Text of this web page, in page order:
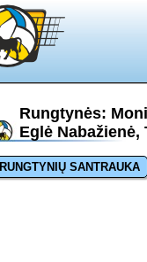
Rungtynės:
Eglė Nabažienė,
RUNGTYNIŲ SANTRAUKA